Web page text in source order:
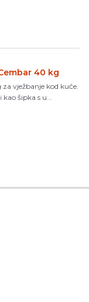
40 kg
vježbanje kod kuće.
šipka s u...